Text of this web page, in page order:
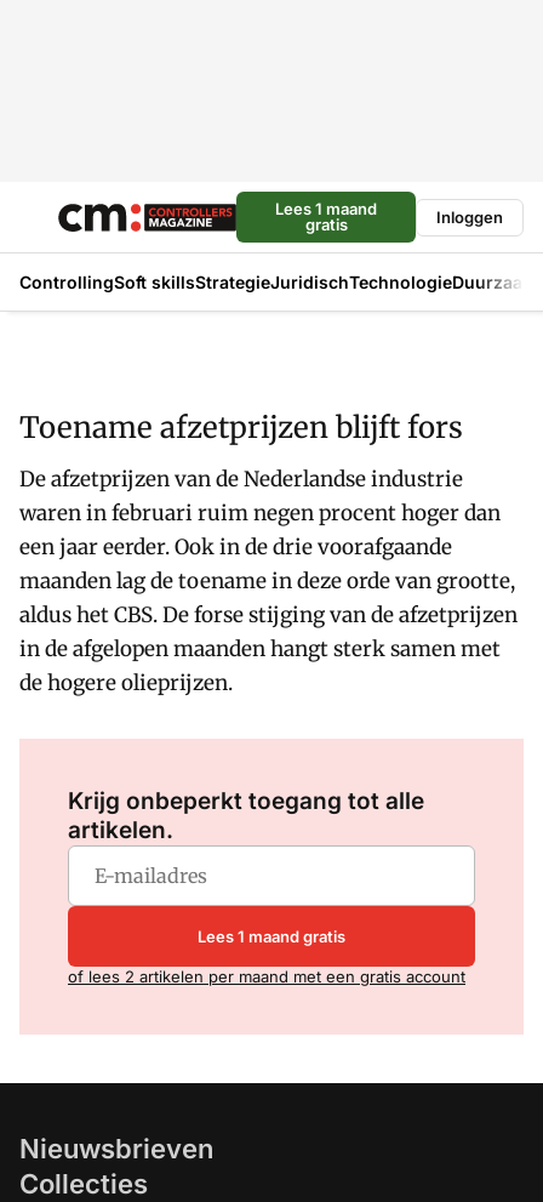
Lees 1 maand
gratis
Inloggen
ControllingSoft skillsStrategieJuridischTechnologie
Toename afzetprijzen blijft fors
De afzetprijzen van de Nederlandse industrie
waren in februari ruim negen procent hoger dan
een jaar eerder. Ook in de drie voorafgaande
maanden lag de toename in deze orde van grootte,
aldus het CBS. De forse stijging van de afzetprijzen
in de afgelopen maanden hangt sterk samen met
de hogere olieprijzen.
Krijg onbeperkt toegang tot alle
artikelen.
Lees 1 maand gratis
of lees 2 artikelen per maand met een gratis account
Nieuwsbrieven
Collecties